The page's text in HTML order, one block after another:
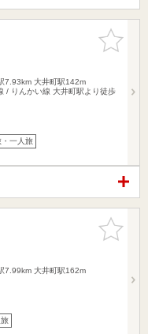
お気に入
りに追加
7.93km 大井町駅142m
/ りんかい線 大井町駅より徒歩
一人旅
お気に入
りに追加
7.99km 大井町駅162m